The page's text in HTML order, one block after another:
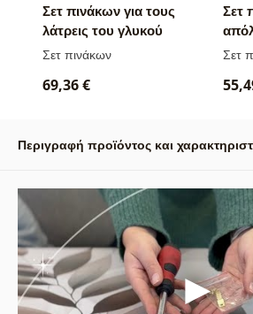
Σετ πινάκων για τους
λάτρεις του γλυκού
Σετ πινάκων
69,36 €
Σετ
Σετ
Περιγραφή προϊόντος και